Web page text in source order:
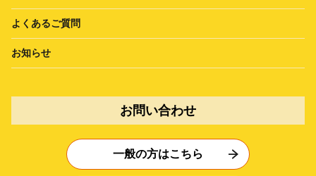
よくあるご質問
お知らせ
お問い合わせ
一般の方はこちら